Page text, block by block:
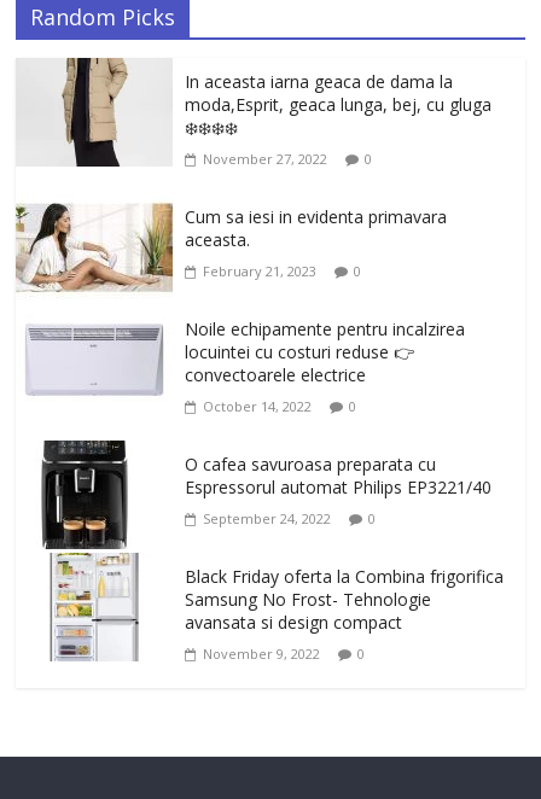
Random Picks
In aceasta iarna geaca de dama la
moda,Esprit, geaca lunga, bej, cu gluga
❄️❄️❄️❄️
November 27, 2022 0
Cum sa iesi in evidenta primavara
aceasta.
February 21, 2023 0
Noile echipamente pentru incalzirea
locuintei cu costuri reduse 👉
convectoarele electrice
October 14, 2022 0
O cafea savuroasa preparata cu
Espressorul automat Philips EP3221/40
September 24, 2022 0
Black Friday oferta la Combina frigorifica
Samsung No Frost- Tehnologie
avansata si design compact
November 9, 2022 0